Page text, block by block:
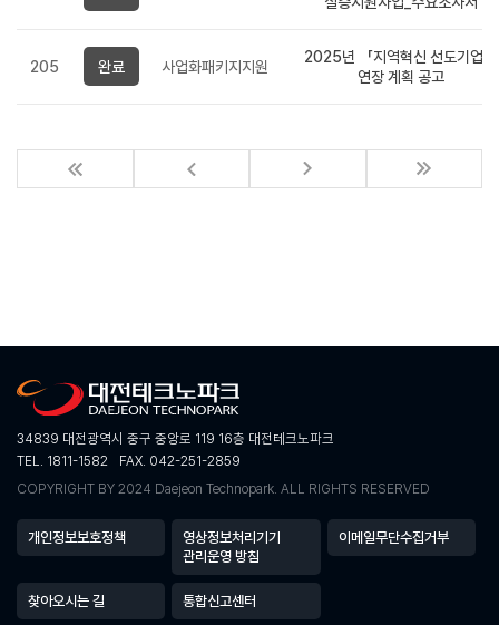
205 완료 사업화패키지지원
2025년 「지역혁신 선도기업」
연장 계획 공고
34839 대전광역시 중구 중앙로 119 16층 대전테크노파크
TEL. 1811-1582
FAX. 042-251-2859
COPYRIGHT BY 2024 Daejeon Technopark. ALL RIGHTS RESERVED
개인정보보호정책
영상정보처리기기
관리운영 방침
이메일무단수집거부
찾아오시는 길 통합신고센터